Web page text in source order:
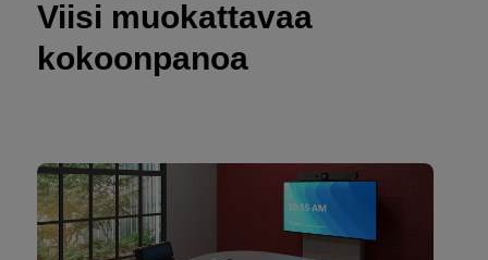
Viisi muokattavaa
kokoonpanoa